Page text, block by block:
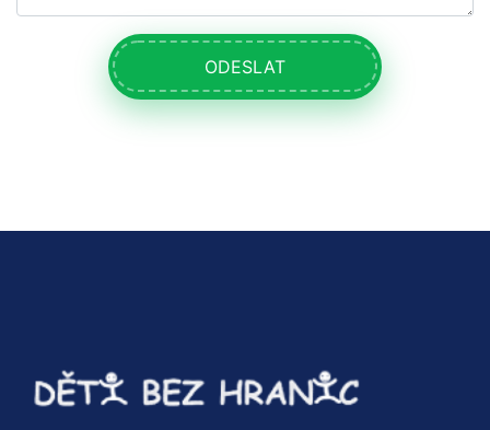
ODESLAT